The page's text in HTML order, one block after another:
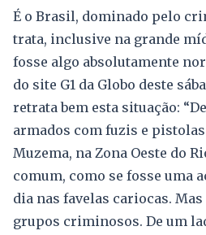
É o Brasil, dominado pelo
trata, inclusive na grande
fosse algo absolutamente
do site G1 da Globo deste
retrata bem esta situação:
armados com fuzis e
Muzema, na Zona Oeste do
comum, como se fosse uma
dia nas favelas cariocas.
grupos criminosos. De um